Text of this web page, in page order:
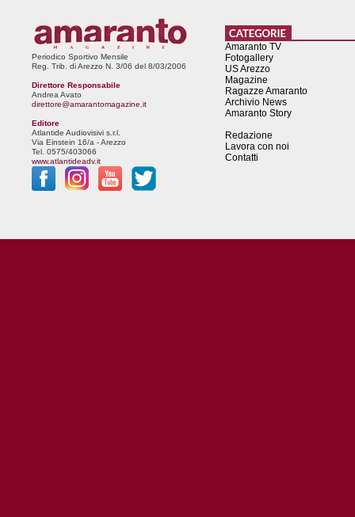
Periodico Sportivo Mensile
Reg. Trib. di Arezzo N. 3/06 del 8/03/2006
Direttore Responsabile
Andrea Avato
direttore@amarantomagazine.it
Editore
Atlantide Audiovisivi s.r.l.
Via Einstein 16/a - Arezzo
Tel. 0575/403066
www.atlantideadv.it
Amaranto TV
Fotogallery
US Arezzo
Magazine
Ragazze Amaranto
Archivio News
Amaranto Story
Redazione
Lavora con noi
Contatti